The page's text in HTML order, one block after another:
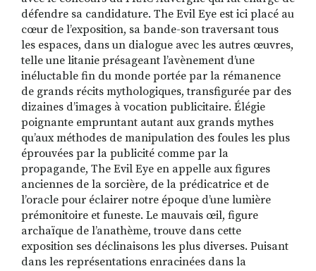
défendre sa candidature. The Evil Eye est ici placé au
cœur de l’exposition, sa bande-son traversant tous
les espaces, dans un dialogue avec les autres œuvres,
telle une litanie présageant l’avènement d’une
inéluctable fin du monde portée par la rémanence
de grands récits mythologiques, transfigurée par des
dizaines d’images à vocation publicitaire. Élégie
poignante empruntant autant aux grands mythes
qu’aux méthodes de manipulation des foules les plus
éprouvées par la publicité comme par la
propagande, The Evil Eye en appelle aux figures
anciennes de la sorcière, de la prédicatrice et de
l’oracle pour éclairer notre époque d’une lumière
prémonitoire et funeste. Le mauvais œil, figure
archaïque de l’anathème, trouve dans cette
exposition ses déclinaisons les plus diverses. Puisant
dans les représentations enracinées dans la